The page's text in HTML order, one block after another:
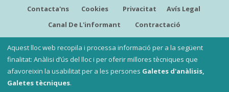
Contacta'ns
Cookies Privacitat
Avís Legal
Canal De L'informant
Contractació
Copyright © Garoina, la botiga del peix
Aquest lloc web recopila i processa informació per a la següent
finalitat: Anàlisi d’ús del lloc i per oferir millores tècniques que
afavoreixin la usabilitat per a les persones Galetes d'anàlisis,
Galetes tècniques.